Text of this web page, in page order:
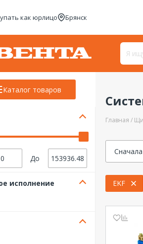
как юрлицо Брянск
Каталог товаров
До
исполнение
Главная
EKF